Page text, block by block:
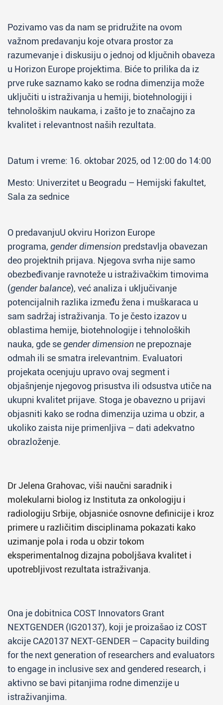
Pozivamo vas da nam se pridružite na ovom
važnom predavanju koje otvara prostor za
razumevanje i diskusiju o jednoj od ključnih obaveza
u Horizon Europe projektima. Biće to prilika da iz
prve ruke saznamo kako se rodna dimenzija može
uključiti u istraživanja u hemiji, biotehnologiji i
tehnološkim naukama, i zašto je to značajno za
kvalitet i relevantnost naših rezultata.
Datum i vreme: 16. oktobar 2025, od 12:00 do 14:00
Mesto: Univerzitet u Beogradu – Hemijski fakultet,
Sala za sednice
O predavanjuU okviru Horizon Europe
programa, gender dimension predstavlja obavezan
deo projektnih prijava. Njegova svrha nije samo
obezbeđivanje ravnoteže u istraživačkim timovima
(gender balance), već analiza i uključivanje
potencijalnih razlika između žena i muškaraca u
sam sadržaj istraživanja. To je često izazov u
oblastima hemije, biotehnologije i tehnoloških
nauka, gde segender dimension ne prepoznaje
odmah ili se smatra irelevantnim. Evaluatori
projekata ocenjuju upravo ovaj segment i
objašnjenje njegovog prisustva ili odsustva utiče na
ukupni kvalitet prijave. Stoga je obavezno u prijavi
objasniti kako se rodna dimenzija uzima u obzir, a
ukoliko zaista nije primenljiva – dati adekvatno
obrazloženje.
Dr Jelena Grahovac, viši naučni saradnik i
molekularni biolog iz Instituta za onkologiju i
radiologiju Srbije, objasniće osnovne definicije i kroz
primere u različitim disciplinama pokazati kako
uzimanje pola i roda u obzir tokom
eksperimentalnog dizajna poboljšava kvalitet i
upotrebljivost rezultata istraživanja.
Ona je dobitnica COST Innovators Grant
NEXTGENDER (IG20137), koji je proizašao iz COST
akcije CA20137 NEXT-GENDER – Capacity building
for the next generation of researchers and evaluators
to engage in inclusive sex and gendered research, i
aktivno se bavi pitanjima rodne dimenzije u
istraživanjima.